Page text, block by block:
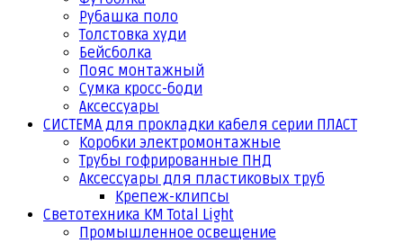
Рубашка поло
Толстовка худи
Бейсболка
Пояс монтажный
Сумка кросс-боди
Аксессуары
СИСТЕМА для прокладки кабеля серии ПЛАСТ
Коробки электромонтажные
Трубы гофрированные ПНД
Аксессуары для пластиковых труб
Крепеж-клипсы
Светотехника КМ Total Light
Промышленное освещение